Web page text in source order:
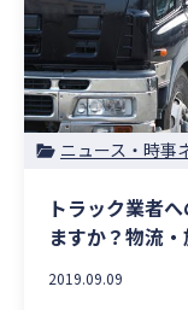
ニュース・時事
トラック業者
ますか？物流
2019.09.09